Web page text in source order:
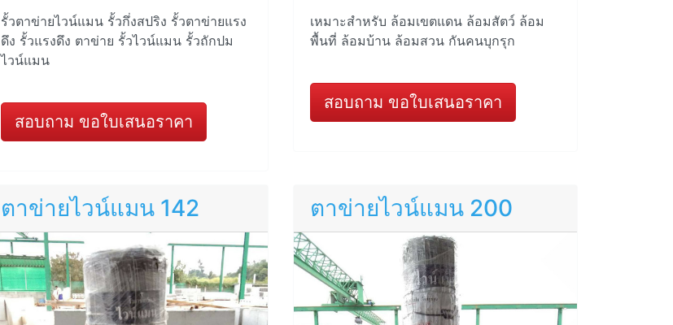
รั้วตาข่ายไวน์แมน รั้วกึ่งสปริง รั้วตาข่ายแรง
ดึง รั้วแรงดึง ตาข่าย รั้วไวน์แมน รั้วถักปม
ไวน์แมน
สอบถาม ขอใบเสนอราคา
เหมาะสำหรับ ล้อมเขตแดน ล้อมสัตว์ ล้อม
พื้นที่ ล้อมบ้าน ล้อมสวน กันคนบุกรุก
สอบถาม ขอใบเสนอราคา
ตาข่ายไวน์แมน 142 ตาข่ายไวน์แมน 200